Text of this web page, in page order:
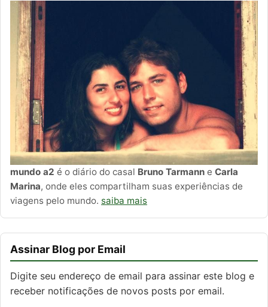
mundo a2 é o diário do casal Bruno Tarmann e Carla
Marina, onde eles compartilham suas experiências de
viagens pelo mundo. saiba mais
Assinar Blog por Email
Digite seu endereço de email para assinar este blog e
receber notificações de novos posts por email.